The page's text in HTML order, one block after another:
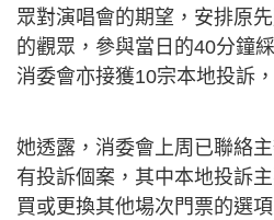
眾對演唱會的期望，安排原
的觀眾，參與當日的40分鐘
消委會亦接獲10宗本地投訴
她透露，消委會上周已聯絡
有投訴個案，其中本地投訴
買或更換其他場次門票的選